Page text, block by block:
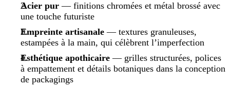
Acier pur— finitions chromées et métal brossé avec
une touche futuriste
Empreinte artisanale— textures granuleuses,
estampées à la main, qui célèbrent l’imperfection
Esthétique apothicaire— grilles structurées, polices
à empattement et détails botaniques dans la conception
de packagings